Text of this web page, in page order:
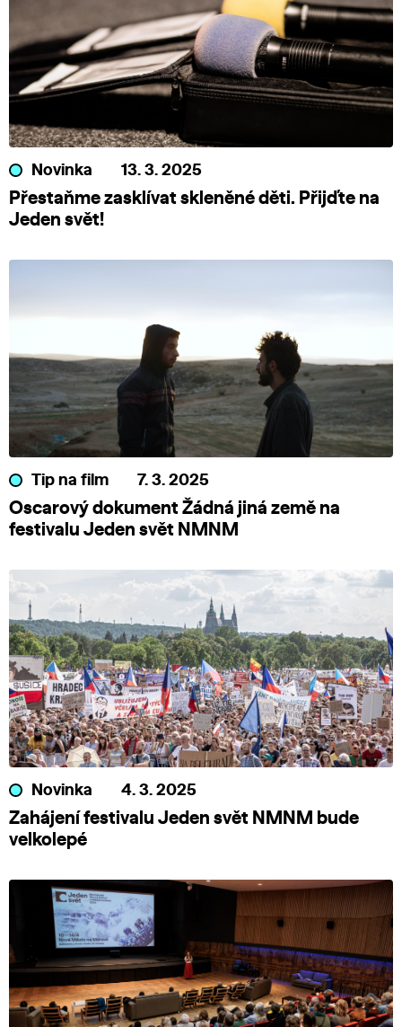
Novinka 13. 3. 2025
Přestaňme zasklívat skleněné děti. Přijďte na
Jeden svět!
Tip na film 7. 3. 2025
Oscarový dokument Žádná jiná země na
festivalu Jeden svět NMNM
Novinka 4. 3. 2025
Zahájení festivalu Jeden svět NMNM bude
velkolepé